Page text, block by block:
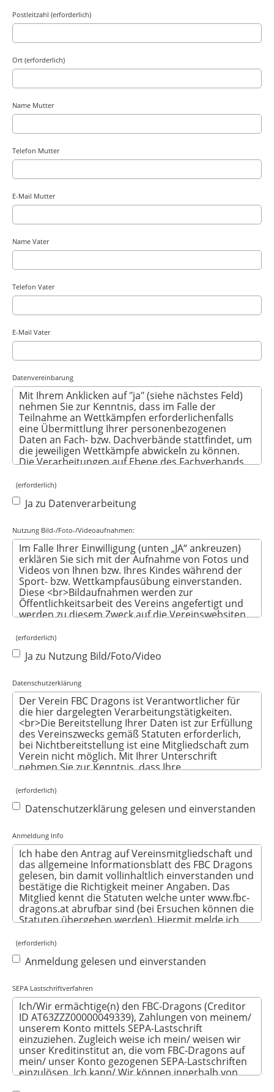
Postleitzahl (erforderlich)
Ort (erforderlich)
Name Mutter
Telefon Mutter
E-Mail Mutter
Name Vater
Telefon Vater
E-Mail Vater
Datenvereinbarung
(erforderlich)
Ja zu Datenverarbeitung
Nutzung Bild-/Foto-/Videoaufnahmen:
(erforderlich)
Ja zu Nutzung Bild/Foto/Video
Datenschutzerklärung
(erforderlich)
Datenschutzerklärung gelesen und einverstanden
Anmeldung Info
(erforderlich)
Anmeldung gelesen und einverstanden
SEPA Lastschriftverfahren